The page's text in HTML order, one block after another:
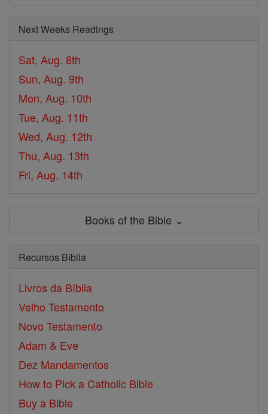
Next Weeks Readings
Sat, Aug. 8th
Sun, Aug. 9th
Mon, Aug. 10th
Tue, Aug. 11th
Wed, Aug. 12th
Thu, Aug. 13th
Fri, Aug. 14th
Books of the Bible ⌄
Recursos Bíblia
Livros da Bíblia
Velho Testamento
Novo Testamento
Adam & Eve
Dez Mandamentos
How to Pick a Catholic Bible
Buy a Bible